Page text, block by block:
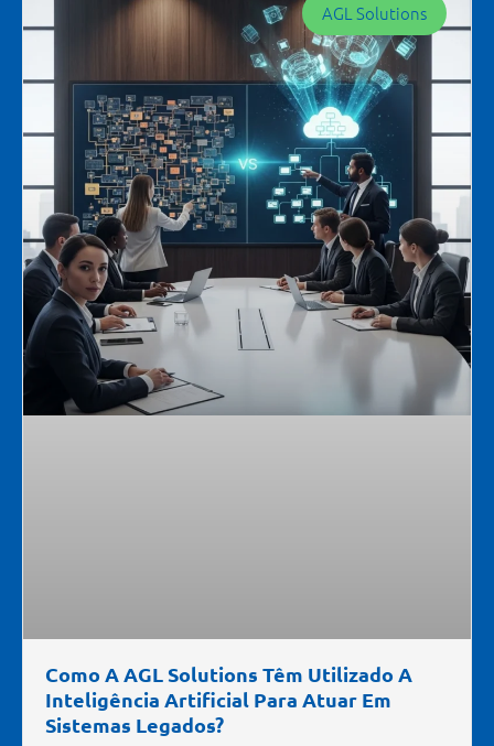
AGL Solutions
Como A AGL Solutions Têm Utilizado A
Inteligência Artificial Para Atuar Em
Sistemas Legados?